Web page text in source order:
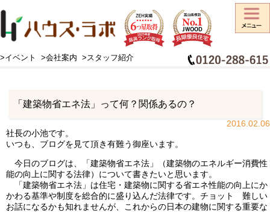
>イベント >会社案内 >スタッフ紹介
HOME > 工事日記> お知らせ > 「建築物省エネ法」って何？関係あるの？
「建築物省エネ法」って何？関係あるの？
2016.02.06
社長の小池です。
いつも、ブログを見て頂き有難う御座います。
今日のブログは、「建築物省エネ法」（建築物のエネルギー消費性
能の向上に関する法律）について書きたいと思います。
「建築物省エネ法」は住宅・建築物に関する省エネ性能の向上にか
かわる基準や制度を総合的に盛り込んだ法律です。チョット 難しい
お話になるかも知れませんが、これからの日本の建物に関する重要な